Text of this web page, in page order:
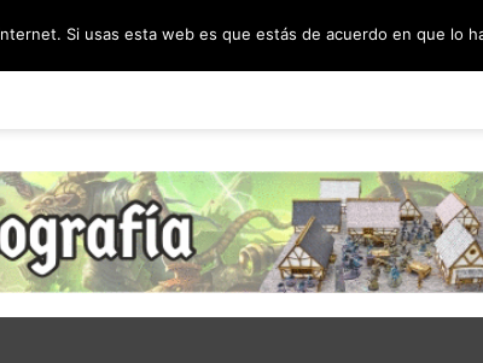
Si usas esta web es que estás de acuerdo en que lo